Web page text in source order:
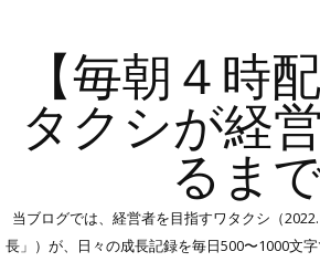
【毎朝４時
タクシが経
るま
当ブログでは、経営者を目指すワタクシ（
長」）が、日々の成長記録を毎日500〜1000文